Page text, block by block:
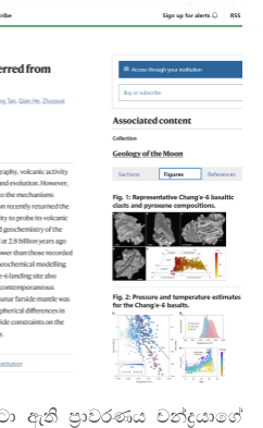
ඇති ප්‍රාවරණය චන්ද්‍රයාගේ